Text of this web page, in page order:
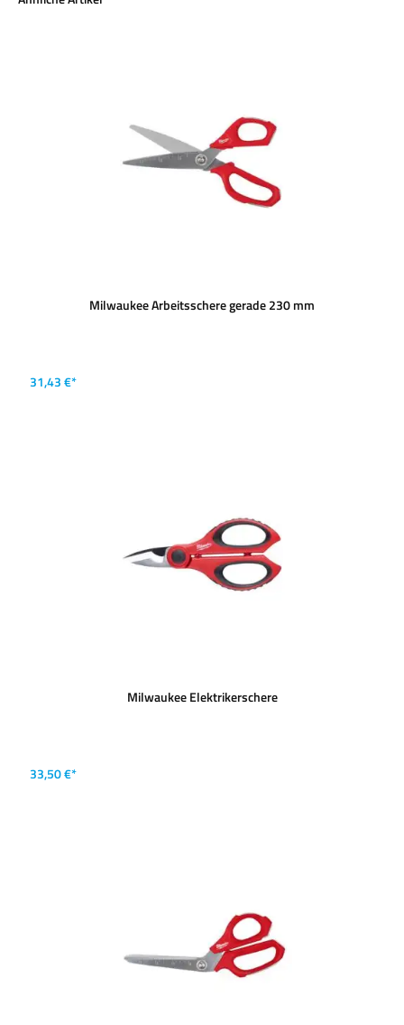
Milwaukee Arbeitsschere gerade 230 mm
31,43 €*
Milwaukee Elektrikerschere
33,50 €*